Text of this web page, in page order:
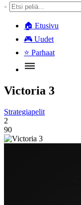
🏠 Etusivu
🎮 Uudet
⭐ Parhaat
Victoria 3
Strategiapelit
2
90